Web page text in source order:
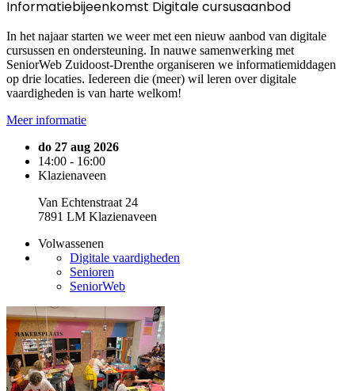
Informatiebijeenkomst Digitale cursusaanbod
In het najaar starten we weer met een nieuw aanbod van digitale
cursussen en ondersteuning. In nauwe samenwerking met
SeniorWeb Zuidoost-Drenthe organiseren we informatiemiddagen
op drie locaties. Iedereen die (meer) wil leren over digitale
vaardigheden is van harte welkom!
Meer informatie
do 27 aug 2026
14:00 - 16:00
Klazienaveen
Van Echtenstraat 24
7891 LM Klazienaveen
Volwassenen
Digitale vaardigheden
Senioren
SeniorWeb